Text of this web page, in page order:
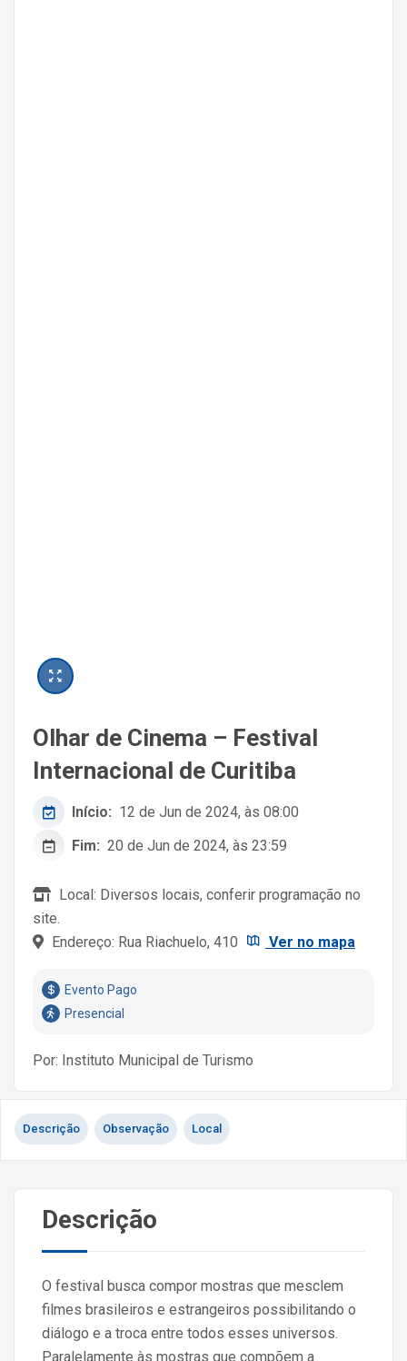
Olhar de Cinema – Festival
Internacional de Curitiba
Início: 12 de Jun de 2024, às 08:00
Fim: 20 de Jun de 2024, às 23:59
Local: Diversos locais, conferir programação no
site.
Endereço: Rua Riachuelo, 410
Ver no mapa
Evento Pago
Presencial
Por: Instituto Municipal de Turismo
Descrição Observação Local
Descrição
O festival busca compor mostras que mesclem
filmes brasileiros e estrangeiros possibilitando o
diálogo e a troca entre todos esses universos.
Paralelamente às mostras que compõem a